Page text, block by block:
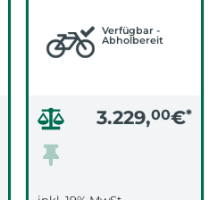
Verfügbar -
Abholbereit
3.229,00€*